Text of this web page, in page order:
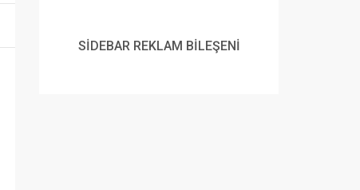
SİDEBAR REKLAM BİLEŞENİ